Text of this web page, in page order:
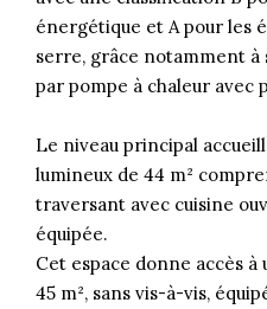
énergétique et A pour les
serre, grâce notamment à
par pompe à chaleur avec
Le niveau principal
lumineux de 44 m²
traversant avec cuisine
équipée.
Cet espace donne accès
45 m², sans vis-à-vis,